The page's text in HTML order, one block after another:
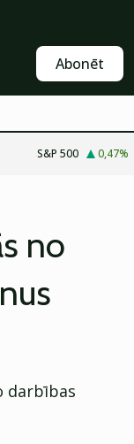
Abonēt
S&P 500 0,47%
no
darbības